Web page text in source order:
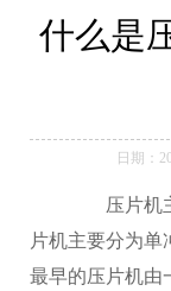
其他设备
1+X专题网站
行业资讯
什么是
日期：
压片机
片机主要分为单
最早的压片机由